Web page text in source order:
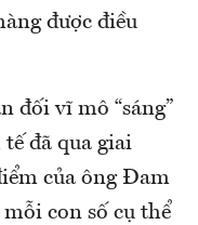
được điều
đối vĩ mô “sáng”
đã qua giai
của ông Đam
con số cụ thể